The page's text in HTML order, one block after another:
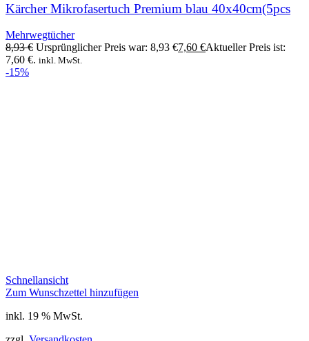
Kärcher Mikrofasertuch Premium blau 40x40cm(5pcs
Mehrwegtücher
8,93€ Ursprünglicher Preis war: 8,93 €7,60 €Aktueller Preis ist:
7,60 €. inkl. MwSt.
-15%
Schnellansicht
Zum Wunschzettel hinzufügen
inkl. 19 % MwSt.